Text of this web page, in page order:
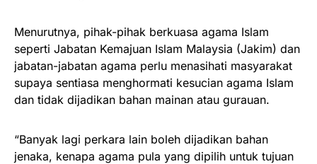
Menurutnya, pihak-pihak berkuasa agama Islam
seperti Jabatan Kemajuan Islam Malaysia (Jakim) dan
jabatan-jabatan agama perlu menasihati masyarakat
supaya sentiasa menghormati kesucian agama Islam
dan tidak dijadikan bahan mainan atau gurauan.
“Banyak lagi perkara lain boleh dijadikan bahan
jenaka, kenapa agama pula yang dipilih untuk tujuan